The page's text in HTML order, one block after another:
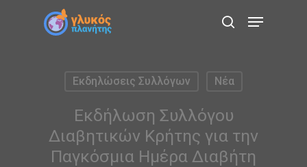
search
Menu
Εκδηλώσεις Συλλόγων Νέα
Εκδήλωση Συλλόγου
Διαβητικών Κρήτης για την
Παγκόσμια Ημέρα Διαβήτη